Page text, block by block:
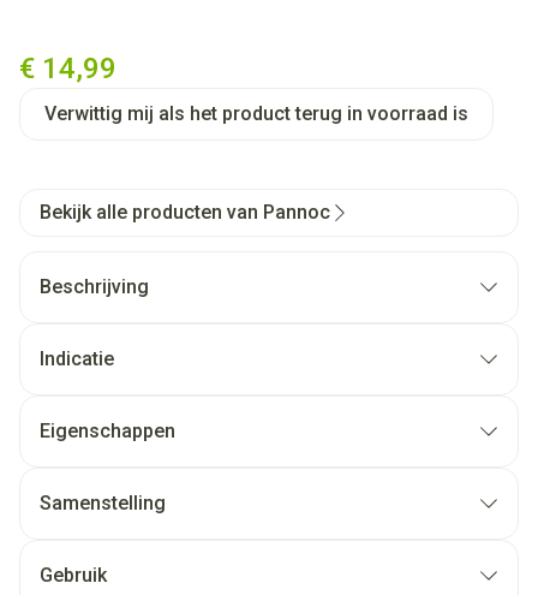
€ 14,99
Verwittig mij als het product terug in voorraad is
Bekijk alle producten van Pannoc
Beschrijving
Indicatie
Eigenschappen
Samenstelling
Gebruik